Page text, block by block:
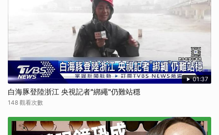
01:37
白海豚登陸浙江 央視記者"綁繩"仍難站穩
148 觀看次數